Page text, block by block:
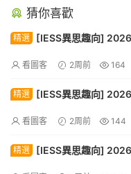
猜你喜歡
精選
[IESS異思趣向]
看圖客 2周前 164
精選
[IESS異思趣向]
看圖客 2周前 144
精選
[IESS異思趣向]